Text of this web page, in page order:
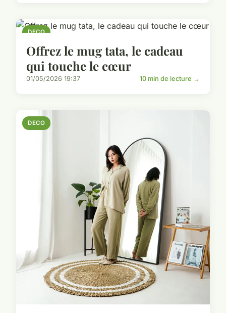
DECO
Offrez le mug tata, le cadeau
qui touche le cœur
01/05/2026 19:37 10 min de lecture →
DECO